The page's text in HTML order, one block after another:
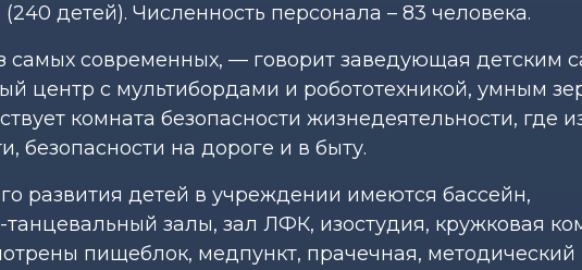
детей). Численность персонала – 83 человека.
современных, — говорит заведующая детским
центр с мультибордами и робототехникой, умным
комната безопасности жизнедеятельности, где
безопасности на дороге и в быту.
развития детей в учреждении имеются бассейн,
залы, зал ЛФК, изостудия, кружковая
пищеблок, медпункт, прачечная, методический